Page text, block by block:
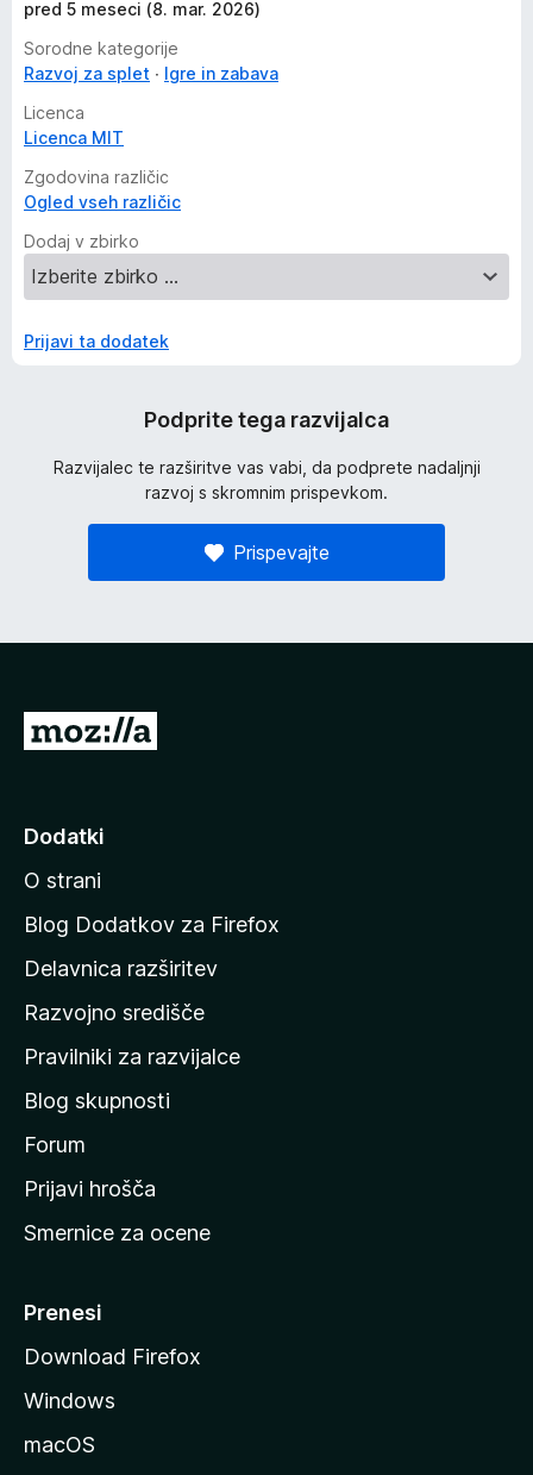
pred 5 meseci (8. mar. 2026)
Sorodne kategorije
Razvoj za splet
Igre in zabava
Licenca
Licenca MIT
Zgodovina različic
Ogled vseh različic
Dodaj v zbirko
Prijavi ta dodatek
Podprite tega razvijalca
Razvijalec te razširitve vas vabi, da podprete nadaljnji
razvoj s skromnim prispevkom.
Prispevajte
P
d
n
a
o
m
a
o
s
t
a
M
z
i
Dodatki
O strani
Blog Dodatkov za Firefox
Delavnica razširitev
Razvojno središče
Pravilniki za razvijalce
Blog skupnosti
Forum
Prijavi hrošča
Smernice za ocene
Prenesi
Download Firefox
Windows
macOS